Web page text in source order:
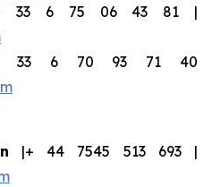
33 6 75 06 43 81 |
33 6 70 93 71 40
|+ 44 7545 513 693 |